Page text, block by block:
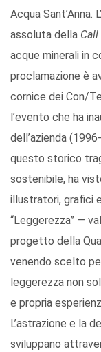
Acqua Sant’Anna.
assoluta della
acque minerali in
proclamazione è
cornice dei Con/
l’evento che ha
dell’azienda
questo storico
sostenibile, ha
illustratori, grafici
“Leggerezza” —
progetto della
venendo scelto
leggerezza non
e propria
L’astrazione e la
sviluppano